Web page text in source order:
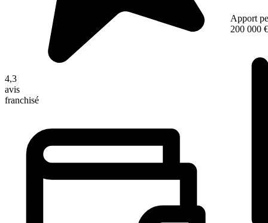
4,3
avis
franchisé
Apport
200 000 €